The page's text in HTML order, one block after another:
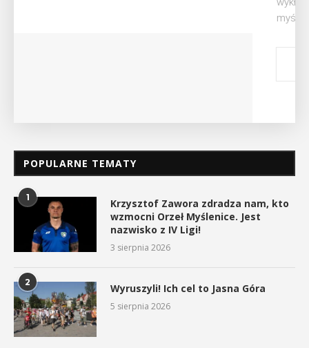
POPULARNE TEMATY
1
Krzysztof Zawora zdradza nam, kto
wzmocni Orzeł Myślenice. Jest
nazwisko z IV Ligi!
3 sierpnia 2026
2 Wyruszyli! Ich cel to Jasna Góra
5 sierpnia 2026